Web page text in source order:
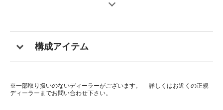
構成アイテム
※一部取り扱いのないディーラーがございます。 詳しくはお近くの正規
ディーラーまでお問い合わせ下さい。